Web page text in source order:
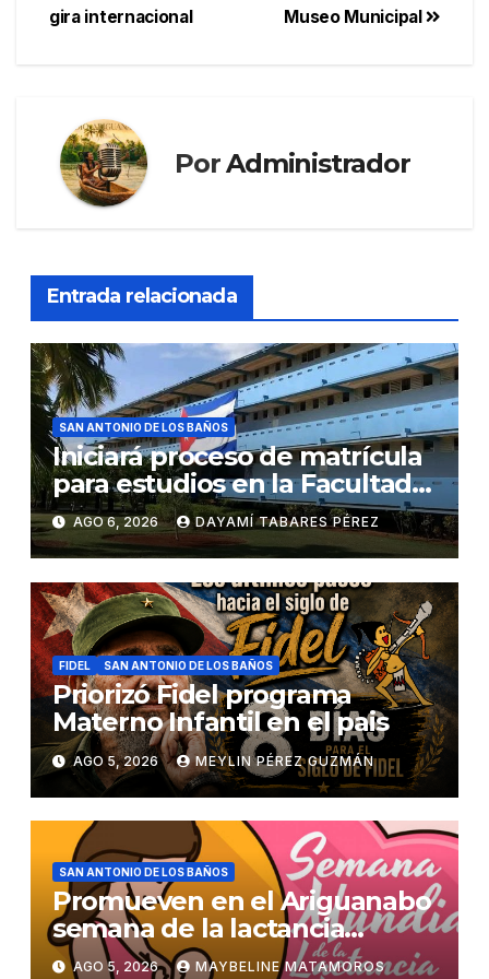
Museo Municipal
gira internacional
PorAdministrador
Entrada relacionada
SAN ANTONIO DE LOS BAÑOS
Iniciará proceso de matrícula
para estudios en la Facultad
de Ciencias Médicas
AGO 6, 2026 DAYAMÍ TABARES PÉREZ
FIDEL SAN ANTONIO DE LOS BAÑOS
Priorizó Fidel programa
Materno Infantil en el pais
AGO 5, 2026 MEYLIN PÉREZ GUZMÁN
SAN ANTONIO DE LOS BAÑOS
Promueven en el Ariguanabo
semana de la lactancia
materna
AGO 5, 2026 MAYBELINE MATAMOROS